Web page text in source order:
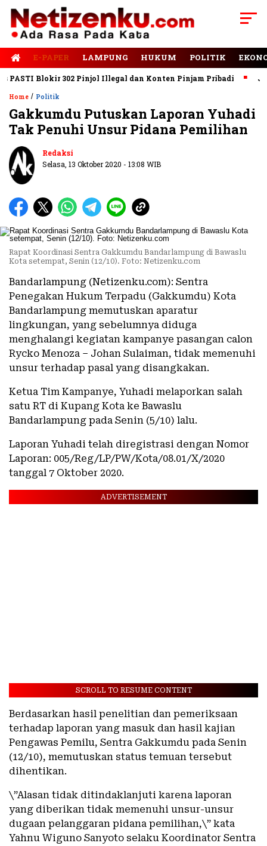
E-PAPER LAMPUNG HUKUM POLITIK
Blokir 302 Pinjol Illegal dan Konten Pinjam Pribadi Jalan
Home / Politik
Gakkumdu Putuskan Laporan Yuhadi
Tak Penuhi Unsur Pidana Pemilihan
Redaksi
Selasa, 13 Oktober 2020 - 13:08 WIB
Rapat Koordinasi Sentra Gakkumdu Bandarlampung di Bawaslu
Kota setempat, Senin (12/10). Foto: Netizenku.com
Bandarlampung (Netizenku.com): Sentra
Penegakan Hukum Terpadu (Gakkumdu) Kota
Bandarlampung memutuskan aparatur
lingkungan, yang sebelumnya diduga
menghalangi kegiatan kampanye pasangan calon
Rycko Menoza – Johan Sulaiman, tidak memenuhi
unsur terhadap pasal yang disangkakan.
Ketua Tim Kampanye, Yuhadi melaporkan salah
satu RT di Kupang Kota ke Bawaslu
Bandarlampung pada Senin (5/10) lalu.
Laporan Yuhadi telah diregistrasi dengan Nomor
Laporan: 005/Reg/LP/PW/Kota/08.01/X/2020
tanggal 7 Oktober 2020.
ADVERTISEMENT
SCROLL TO RESUME CONTENT
Berdasarkan hasil penelitian dan pemeriksaan
terhadap laporan yang masuk dan hasil kajian
Pengawas Pemilu, Sentra Gakkumdu pada Senin
(12/10), memutuskan status temuan tersebut
dihentikan.
\”Alasan tidak ditindaklanjuti karena laporan
yang diberikan tidak memenuhi unsur-unsur
dugaan pelanggaran pidana pemilihan,\” kata
Yahnu Wiguno Sanyoto selaku Koordinator Sentra